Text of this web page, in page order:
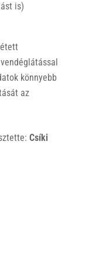
is)
könnyebb
az
Csíki